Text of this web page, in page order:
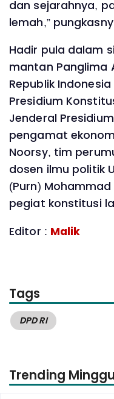
dan sejarahnya,
lemah,”
Hadir pula dalam
mantan Panglima
Republik
Presidium
Jenderal
pengamat
Noorsy, tim
dosen ilmu politik
(Purn)
pegiat konstitusi
Editor : Malik
Tags
DPD RI
Trending